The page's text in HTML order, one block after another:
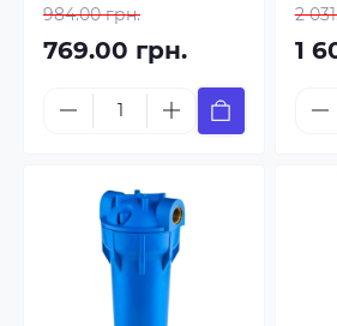
984.00 грн.
769.00 грн.
2
1